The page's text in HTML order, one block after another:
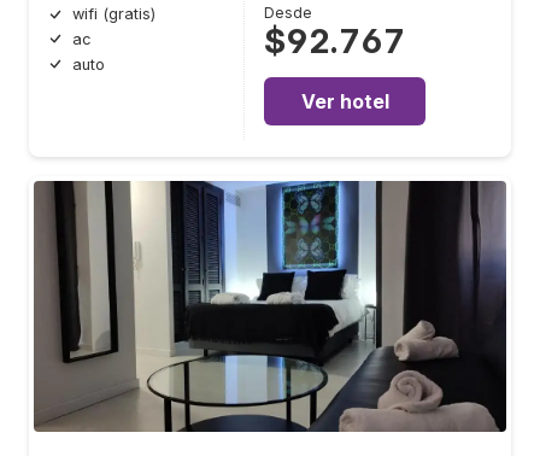
wifi (gratis)
ac
auto
Desde
$92.767
Ver hotel